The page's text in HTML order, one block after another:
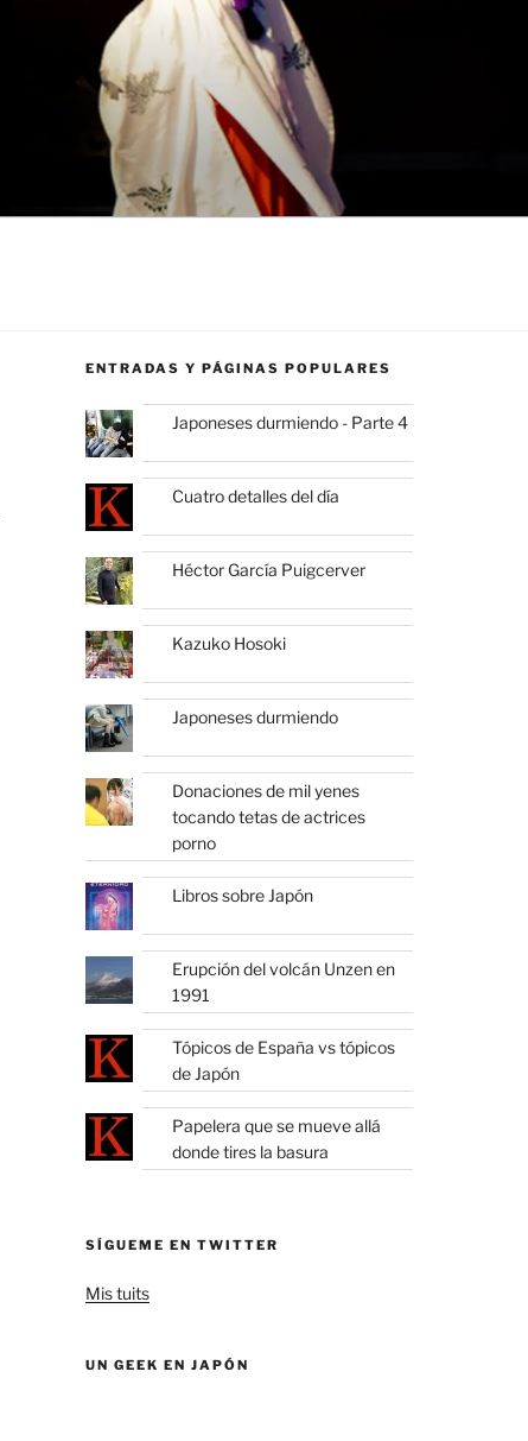
ENTRADAS Y PÁGINAS POPULARES
Japoneses durmiendo - Parte 4
Cuatro detalles del día
Héctor García Puigcerver
Kazuko Hosoki
Japoneses durmiendo
Donaciones de mil yenes
tocando tetas de actrices
porno
Libros sobre Japón
Erupción del volcán Unzen en
1991
Tópicos de España vs tópicos
de Japón
Papelera que se mueve allá
donde tires la basura
SÍGUEME EN TWITTER
Mis tuits
UN GEEK EN JAPÓN